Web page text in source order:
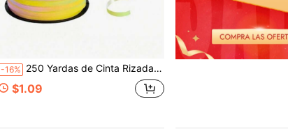
-16% 250 Yardas de Cinta Rizada Arcoíris, Adecuada para Envolver Regalos, Cuerda de Globos, Boda, Cumpleaños, Cinta Metálica Brillante, Adecuada para Ramos y Papel de Envolver Flores
$1.09